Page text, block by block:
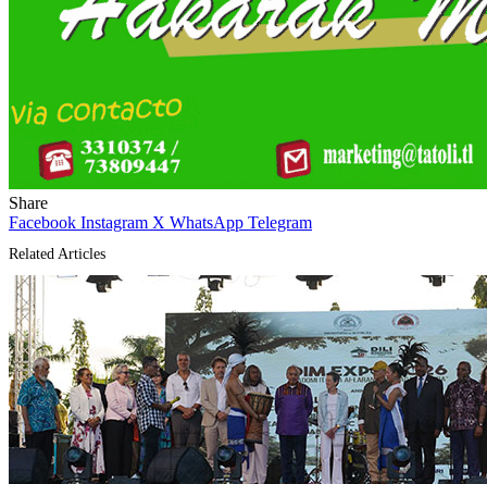
Share
Facebook Instagram X WhatsApp Telegram
Related Articles